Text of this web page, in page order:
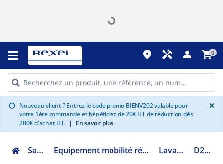
place handyman person shopping_cart0
info Nouveau client ? Entrez le code promo BIENV202 valable pour
votre 1ère commande et bénéficiez de 20€ HT de réduction dès
200€ d'achat HT. | En savoir plus
×
Sanitaire Equipement mobilité réduite et hospitalier Lavabo PMR D275058